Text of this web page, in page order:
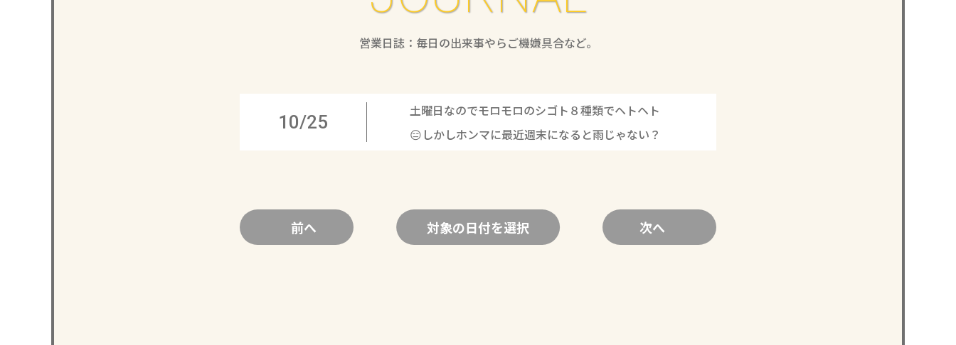
営業日誌：毎日の出来事やらご機嫌具合など。
10/25
土曜日なのでモロモロのシゴト８種類でヘトヘト
😑しかしホンマに最近週末になると雨じゃない？
前へ 次へ
対象の日付を選択